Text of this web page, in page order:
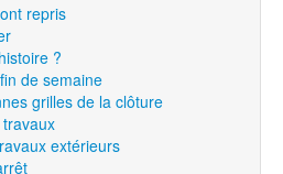
repris
?
de semaine
grilles de la clôture
extérieurs